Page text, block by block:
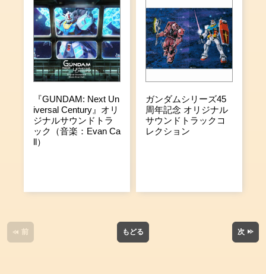
『GUNDAM: Next Un
iversal Century』オリ
ジナルサウンドトラ
ック（音楽：Evan Ca
ll）
ガンダムシリーズ45
周年記念 オリジナル
サウンドトラックコ
レクション
前 もどる 次